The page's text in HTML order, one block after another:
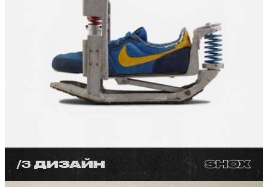
/3ДИЗАЙН